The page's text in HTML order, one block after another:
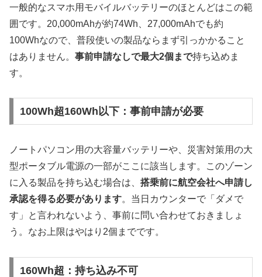
一般的なスマホ用モバイルバッテリーのほとんどはこの範
囲です。20,000mAhが約74Wh、27,000mAhでも約
100Whなので、普段使いの製品ならまず引っかかること
はありません。 事前申請なしで最大2個まで持ち込めま
す。
100Wh超160Wh以下：事前申請が必要
ノートパソコン用の大容量バッテリーや、災害対策用の大
型ポータブル電源の一部がここに該当します。このゾーン
に入る製品を持ち込む場合は、 搭乗前に航空会社へ申請し
承認を得る必要があります。当日カウンターで「ダメで
す」と言われないよう、事前に問い合わせておきましょ
う。なお上限はやはり2個までです。
160Wh超：持ち込み不可